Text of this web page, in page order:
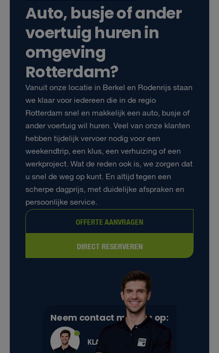
Neem contact met ons op:
KLANTENSERVICE
Auto, busje of ander
voertuig huren in
omgeving
Rotterdam?
Vanuit onze locatie in Berkel en Rodenrijs staan
we klaar voor iedereen die in de regio
Rotterdam snel en makkelijk een auto, busje of
ander voertuig wil huren. Veel van onze klanten
hebben tijdelijk vervoer nodig voor een
weekendtrip, een klus, een verhuizing of een
werkproject. Wat de reden ook is, we zorgen dat
u snel de weg op kunt. En altijd tegen een
scherpe dagprijs, met duidelijke afspraken en
persoonlijke service.
OFFERTE AANVRAGEN
DIRECT RESERVEREN